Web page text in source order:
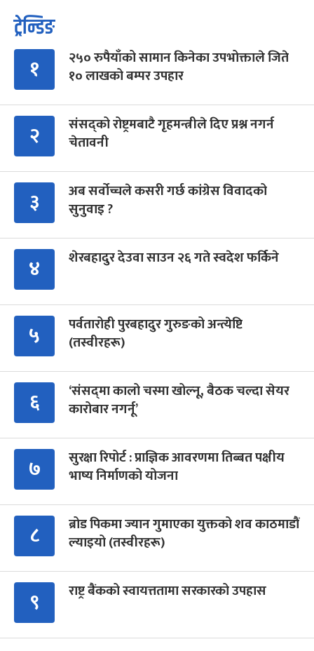
ट्रेन्डिङ
१
२५० रुपैयाँको सामान किनेका उपभोक्ताले जिते
१० लाखको बम्पर उपहार
२
संसद्को रोष्ट्रमबाटै गृहमन्त्रीले दिए प्रश्न नगर्न
चेतावनी
३
अब सर्वोच्चले कसरी गर्छ कांग्रेस विवादको
सुनुवाइ ?
४ शेरबहादुर देउवा साउन २६ गते स्वदेश फर्किने
५
पर्वतारोही पुरबहादुर गुरुङको अन्त्येष्टि
(तस्वीरहरू)
६
‘संसद्‍मा कालो चस्मा खोल्नू, बैठक चल्दा सेयर
कारोबार नगर्नू’
७
सुरक्षा रिपोर्ट : प्राज्ञिक आवरणमा तिब्बत पक्षीय
भाष्य निर्माणको योजना
८
ब्रोड पिकमा ज्यान गुमाएका युक्तको शव काठमाडौं
ल्याइयो (तस्वीरहरू)
९ राष्ट्र बैंकको स्वायत्ततामा सरकारको उपहास